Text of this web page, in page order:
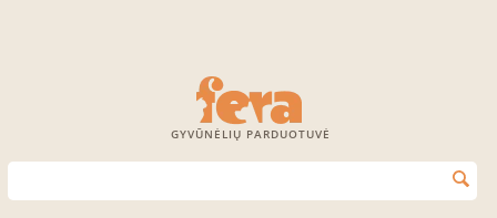
GYVŪNĖLIŲ PARDUOTUVĖ